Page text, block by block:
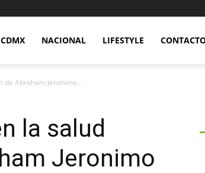
CDMX NACIONAL LIFESTYLE
de Abraham Jeronimo...
la salud
Jeronimo